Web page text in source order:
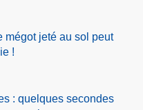
mégot jeté au sol peut
!
: quelques secondes